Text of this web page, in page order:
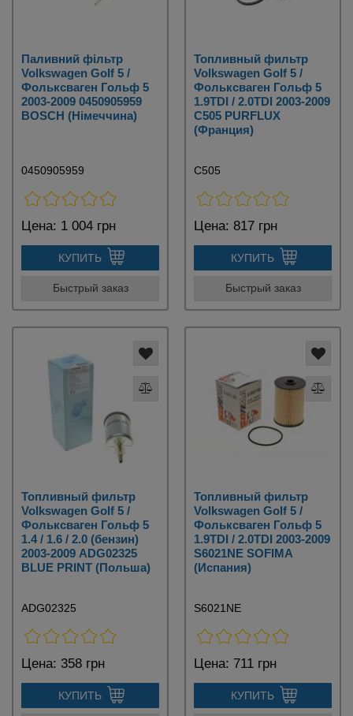
Паливний фільтр
Volkswagen Golf 5 /
Фольксваген Гольф 5
2003-2009 0450905959
BOSCH (Німеччина)
0450905959
Цена: 1 004 грн
КУПИТЬ
Быстрый заказ
Топливный фильтр
Volkswagen Golf 5 /
Фольксваген Гольф 5
1.9TDI / 2.0TDI 2003-2009
C505 PURFLUX
(Франция)
C505
Цена: 817 грн
КУПИТЬ
Быстрый заказ
Топливный фильтр
Volkswagen Golf 5 /
Фольксваген Гольф 5
1.4 / 1.6 / 2.0 (бензин)
2003-2009 ADG02325
BLUE PRINT (Польша)
ADG02325
Цена: 358 грн
КУПИТЬ
Топливный фильтр
Volkswagen Golf 5 /
Фольксваген Гольф 5
1.9TDI / 2.0TDI 2003-2009
S6021NE SOFIMA
(Испания)
S6021NE
Цена: 711 грн
КУПИТЬ